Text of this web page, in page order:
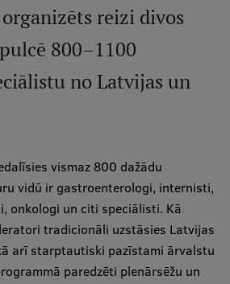
reizi divos
800–1100
no Latvijas un
vismaz 800 dažādu
vidū ir gastroenterologi, internisti,
onkologi un citi speciālisti. Kā
tradicionāli uzstāsies Latvijas
arī starptautiski pazīstami ārvalstu
paredzēti plenārsēžu un